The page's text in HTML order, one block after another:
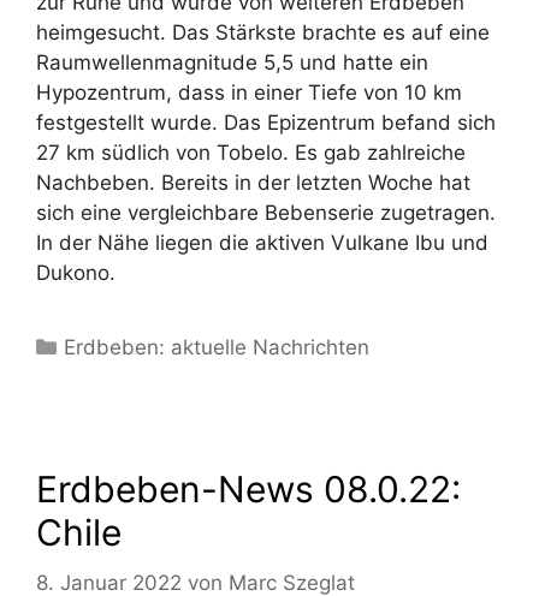
heimgesucht. Das Stärkste brachte es auf eine
Raumwellenmagnitude 5,5 und hatte ein
Hypozentrum, dass in einer Tiefe von 10 km
festgestellt wurde. Das Epizentrum befand sich
27 km südlich von Tobelo. Es gab zahlreiche
Nachbeben. Bereits in der letzten Woche hat
sich eine vergleichbare Bebenserie zugetragen.
In der Nähe liegen die aktiven Vulkane Ibu und
Dukono.
Kategorien
Erdbeben: aktuelle Nachrichten
Erdbeben-News 08.0.22:
Chile
8. Januar 2022 von Marc Szeglat